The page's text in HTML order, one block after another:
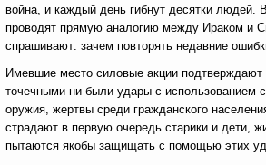
война, и каждый день гибнут десятки
проводят прямую аналогию между Ираком и
спрашивают: зачем повторять недавние
Имевшие место силовые акции подтверждают
точечными ни были удары с использованием
оружия, жертвы среди гражданского
страдают в первую очередь старики и дети,
пытаются якобы защищать с помощью этих